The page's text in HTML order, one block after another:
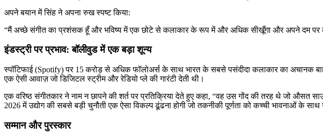
अपने बयान में सिंह ने अपना रुख स्पष्ट किया:
“मैं अच्छे संगीत का प्रशंसक हूँ और भविष्य में एक छोटे से कलाकार के रूप में और अधिक सीखूँगा और अपने दम
इंडस्ट्री पर प्रभाव: बॉलीवुड में एक बड़ा शून्य
स्पॉटिफाई (Spotify) पर 15 करोड़ से अधिक फॉलोअर्स के साथ भारत के सबसे पसंदीदा कलाकार का अचानक
एक ऐसी आवाज़ जो डिजिटल स्ट्रीम और रेडियो प्ले की गारंटी देती थी।
एक वरिष्ठ संगीतकार ने नाम न छापने की शर्त पर प्रतिक्रिया देते हुए कहा, “वह उस गोंद की तरह थे जो औसत
2026 में उद्योग की सबसे बड़ी चुनौती एक ऐसा विकल्प ढूंढना होगी जो तकनीकी पूर्णता को कच्ची भावनाओं के
सम्मान और पुरस्कार